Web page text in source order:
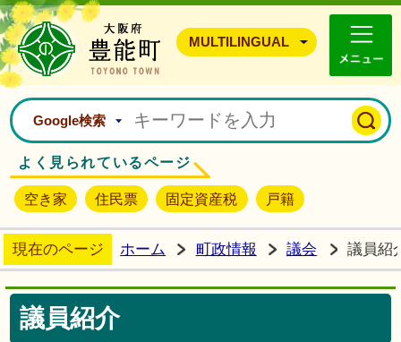
豊能町ホームページ
MULTILINGUAL
Google検索
よく見られているページ
空き家 住民票 固定資産税 戸籍
現在のページ ホーム 町政情報 議会 議員紹
議員紹介